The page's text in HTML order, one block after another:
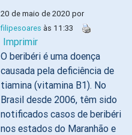
20 de maio de 2020 por
filipesoares às 11:33
Imprimir
O beribéri é uma doença
causada pela deficiência de
tiamina (vitamina B1). No
Brasil desde 2006, têm sido
notificados casos de beribéri
nos estados do Maranhão e